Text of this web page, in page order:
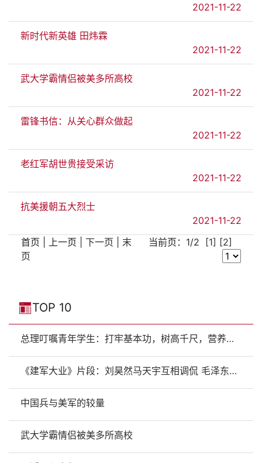
2021-11-22
新时代新英雄 田炜霖
2021-11-22
武大学霸情侣被美多所高校
2021-11-22
雷锋书信：从关心群众做起
2021-11-22
老红军胡世贵接受采访
2021-11-22
抗美援朝五大烈士
2021-11-22
首页 | 上一页 | 下一页
末
页
当前页：1/2 [1] [2]
TOP 10
总理叮嘱青年学生：打牢基本功，树高千尺，营养还在根部
《建军大业》片段：刘昊然马天宇互相调侃 毛泽东提出武装斗争遭驱逐 - 视频在线观看 - 建军大业 - 芒果TV
中国兵与美军的较量
武大学霸情侣被美多所高校